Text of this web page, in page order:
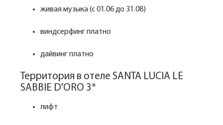
живая музыка (с 01.06 до 31.08)
виндсерфинг платно
дайвинг платно
Территория в отеле SANTA LUCIA LE
SABBIE D'ORO 3*
лифт